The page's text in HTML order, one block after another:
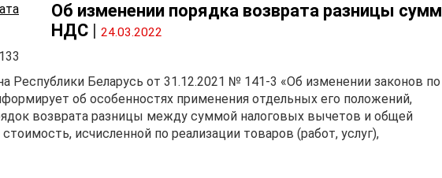
Об изменении порядка возврата разницы сумм
НДС |24.03.2022
Республики Беларусь от 31.12.2021 № 141-3 «Об изменении законов по
об особенностях применения отдельных его положений,
возврата разницы между суммой налоговых вычетов и общей
исчисленной по реализации товаров (работ, услуг),